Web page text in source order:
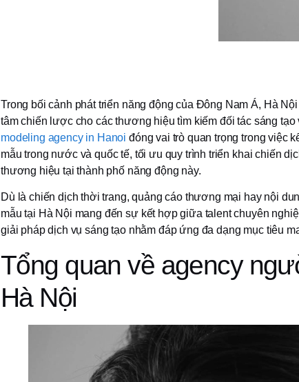
Trong bối cảnh phát triển năng động của Đông Nam Á, Hà
tâm chiến lược cho các thương hiệu tìm kiếm đối tác sáng tạo
modeling agency in Hanoi đóng vai trò quan trọng trong việc
mẫu trong nước và quốc tế, tối ưu quy trình triển khai chiến
thương hiệu tại thành phố năng động này.
Dù là chiến dịch thời trang, quảng cáo thương mại hay nội
mẫu tại Hà Nội mang đến sự kết hợp giữa talent chuyên
giải pháp dịch vụ sáng tạo nhằm đáp ứng đa dạng mục tiêu
Tổng quan về agency
Hà Nội